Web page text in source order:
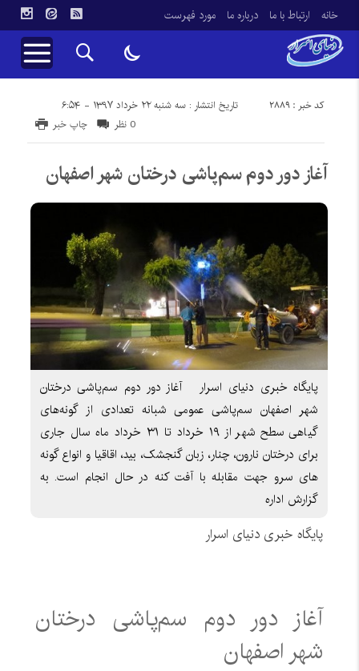
خانه ارتباط با ما درباره ما مورد فهرست
تاریخ انتشار : سه شنبه ۲۲ خرداد ۱۳۹۷ - ۶:۵۴ کد خبر : 2889
چاپ خبر 0 نظر
آغاز دور دوم سم‌پاشی درختان شهر اصفهان
پایگاه خبری دنیای اسرار آغاز دور دوم سم‌پاشی درختان
شهر اصفهان سم‌پاشی عمومی شبانه تعدادی از گونه‌های
گیاهی سطح شهر از ۱۹ خرداد تا ۳۱ خرداد ماه سال جاری
برای درختان نارون، چنار، زبان گنجشک، بید، اقاقیا و انواع گونه
های سرو جهت مقابله با آفت کنه در حال انجام است. به
گزارش اداره
پایگاه خبری دنیای اسرار
آغاز دور دوم سم‌پاشی درختان
شهر اصفهان